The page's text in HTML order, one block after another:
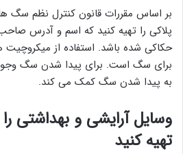
بر اساس مقررات قانون کنترل نظم سگ
پلاکی را تهیه کنید که اسم و آدرس
حکاکی شده باشد. استفاده از
برای سگ است. برای پیدا شدن سگ
به پیدا شدن سگ کمک می کند.
وسایل آرایشی و بهداشتی
تهیه کنید